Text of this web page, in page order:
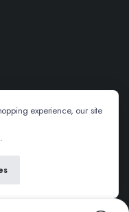
Meziříčí 757 01
experience, our site
.